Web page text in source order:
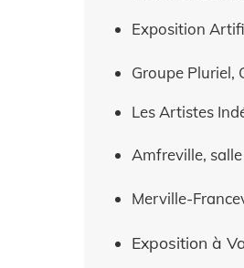
Exposition
Groupe Pluriel,
Les Artistes
Amfreville,
Merville-
Exposition à